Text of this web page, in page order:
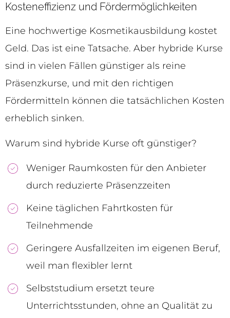
Kosteneffizienz und Fördermöglichkeiten
Eine hochwertige Kosmetikausbildung kostet
Geld. Das ist eine Tatsache. Aber hybride Kurse
sind in vielen Fällen günstiger als reine
Präsenzkurse, und mit den richtigen
Fördermitteln können die tatsächlichen Kosten
erheblich sinken.
Warum sind hybride Kurse oft günstiger?
Weniger Raumkosten für den Anbieter
durch reduzierte Präsenzzeiten
Keine täglichen Fahrtkosten für
Teilnehmende
Geringere Ausfallzeiten im eigenen Beruf,
weil man flexibler lernt
Selbststudium ersetzt teure
Unterrichtsstunden, ohne an Qualität zu